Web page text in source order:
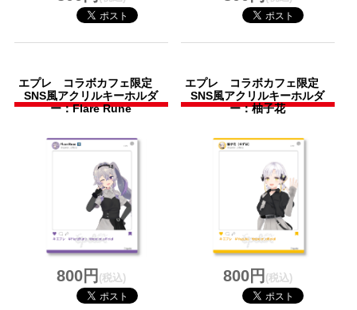
エプレ コラボカフェ限定
SNS風アクリルキーホルダ
ー：Flare Rune
800円 (税込)
エプレ コラボカフェ限定
SNS風アクリルキーホルダ
ー：柚子花
800円 (税込)